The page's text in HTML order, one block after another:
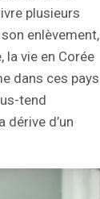
plusieurs
enlèvement,
la vie en Corée
dans ces pays
tend
dérive d’un